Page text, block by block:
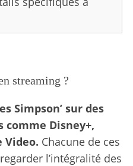
streaming ?
Simpson’ sur des
Disney+,
Video. Chacune de ces
l’intégralité des